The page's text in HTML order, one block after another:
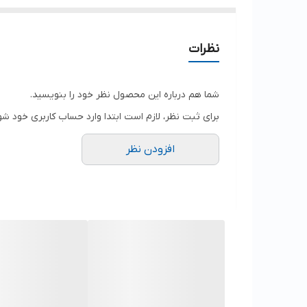
نظرات
شما هم درباره این محصول نظر خود را بنویسید.
برای ثبت نظر، لازم است ابتدا وارد حساب کاربری خود
افزودن نظر